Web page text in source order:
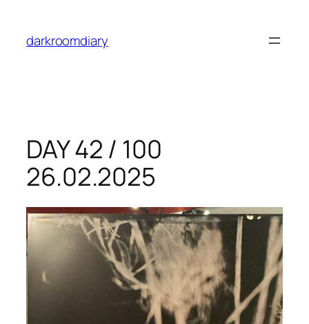
content
darkroomdiary
DAY 42 / 100
26.02.2025